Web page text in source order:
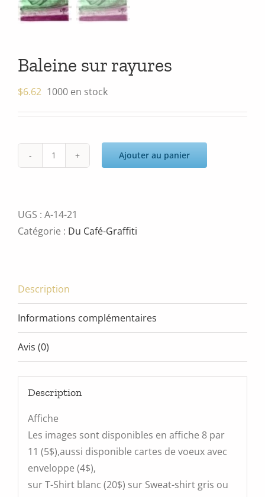
Baleine sur rayures
$6.62 1000 en stock
quantité
sur
rayures
Ajouter au panier
UGS : A-14-21
Catégorie : Du Café-Graffiti
Description
Informations complémentaires
Avis (0)
Description
Affiche
Les images sont disponibles en affiche 8 par
11 (5$),aussi disponible cartes de voeux avec
enveloppe (4$),
sur T-Shirt blanc (20$) sur Sweat-shirt gris ou